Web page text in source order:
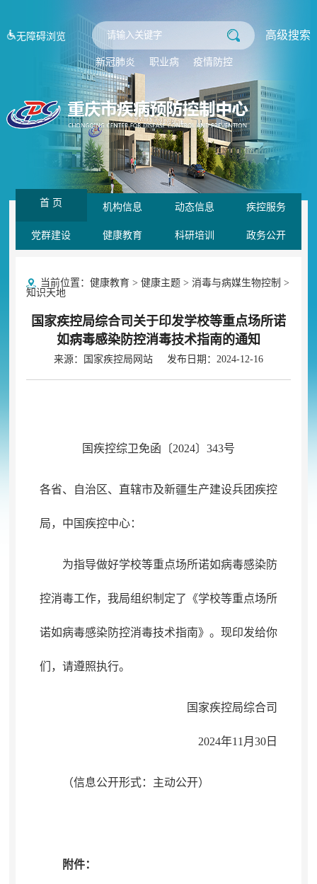
无障碍浏览 高级搜索
新冠肺炎 职业病 疫情防控
首 页 机构信息 动态信息 疾控服务
党群建设 健康教育 科研培训 政务公开
当前位置： 健康教育> 健康主题> 消毒与病媒生物控制 >
知识天地
国家疾控局综合司关于印发学校等重点场所诺
如病毒感染防控消毒技术指南的通知
来源：国家疾控局网站 发布日期：2024-12-16
国疾控综卫免函〔2024〕343号
各省、自治区、直辖市及新疆生产建设兵团疾控
局， 中国疾控中心：
为指导做好学校等重点场所诺如病毒感染防
控消毒工作， 我局组织制定了《学校等重点场所
诺如病毒感染防控消毒技术指南》。现印发给你
们 ， 请遵照执行。
国家疾控局综合司
2024年11月30日
（信息公开形式：主动公开）
附件：